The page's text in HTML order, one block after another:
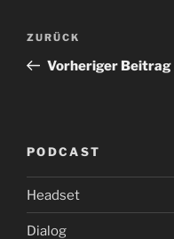
Beitragsnavigation
Vorheriger
Beitrag
ZURÜCK
Vorheriger Beitrag
PODCAST
Headset
Dialog